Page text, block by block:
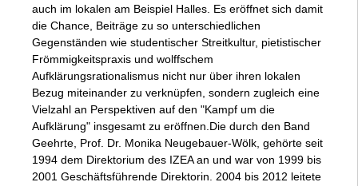
auch im lokalen am Beispiel Halles. Es eröffnet sich damit
die Chance, Beiträge zu so unterschiedlichen
Gegenständen wie studentischer Streitkultur, pietistischer
Frömmigkeitspraxis und wolffschem
Aufklärungsrationalismus nicht nur über ihren lokalen
Bezug miteinander zu verknüpfen, sondern zugleich eine
Vielzahl an Perspektiven auf den "Kampf um die
Aufklärung" insgesamt zu eröffnen.Die durch den Band
Geehrte, Prof. Dr. Monika Neugebauer-Wölk, gehörte seit
1994 dem Direktorium des IZEA an und war von 1999 bis
2001 Geschäftsführende Direktorin. 2004 bis 2012 leitete